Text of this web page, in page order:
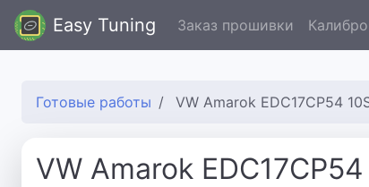
Easy Tuning Заказ прошивки
Готовые работы VW Amarok EDC17CP54
VW Amarok